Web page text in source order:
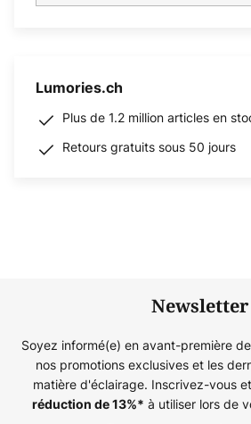
Lumories.ch
Plus de 1.2 million articles en
Retours gratuits sous 50 jours
Newsletter
Soyez informé(e) en avant-première
nos promotions exclusives et les
matière d'éclairage. Inscrivez-vous
réduction de13%* à utiliser lors de